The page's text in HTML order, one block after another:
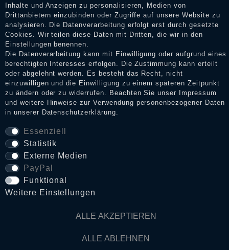
Impressum
Daten­schutz­erklärung
AGB
Widerrufs­recht
VERTRAG WIDERRUFEN
© Copyright 2026 Dark Ages Glasche & Kuczwalska GbR
Inhalte und Anzeigen zu personalisieren, Medien von
Drittanbietern einzubinden oder Zugriffe auf unsere Website zu
analysieren. Die Datenverarbeitung erfolgt erst durch gesetzte
Cookies. Wir teilen diese Daten mit Dritten, die wir in den
Einstellungen benennen.
Die Datenverarbeitung kann mit Einwilligung oder aufgrund eines
berechtigten Interesses erfolgen. Die Zustimmung kann erteilt
oder abgelehnt werden. Es besteht das Recht, nicht
einzuwilligen und die Einwilligung zu einem späteren Zeitpunkt
zu ändern oder zu widerrufen. Beachten Sie unser
Impressum
und weitere Hinweise zur Verwendung personenbezogener Daten
in unserer Daten­schutz­erklärung.
Essenziell
Statistik
Externe Medien
PayPal
Funktional
Weitere Einstellungen
ALLE AKZEPTIEREN
ALLE ABLEHNEN